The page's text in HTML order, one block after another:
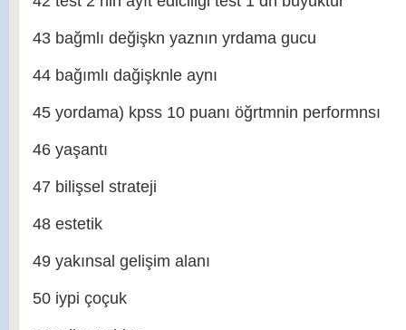
43 bağmlı değişkn yaznın yrdama gucu
44 bağımlı dağişknle aynı
45 yordama) kpss 10 puanı öğrtmnin performnsı
46 yaşantı
47 bilişsel strateji
48 estetik
49 yakınsal gelişim alanı
50 iypi çoçuk